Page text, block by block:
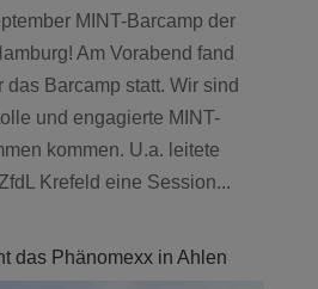
MINT-Barcamp der
Am Vorabend fand
das Barcamp statt. Wir sind
und engagierte MINT-
kommen. U.a. leitete
Krefeld eine Session...
das Phänomexx in Ahlen